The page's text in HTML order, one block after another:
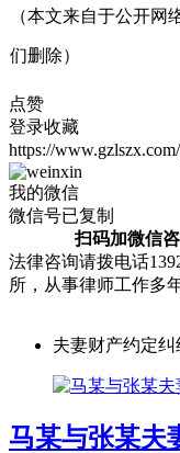
（本文来自于公开
们删除）
点赞
登录收藏
https://
我的微信
微信号已复制
扫码加微信咨
法律咨询请拨电话
所，从事律师工作多
夫妻财产约定纠
马某与张某夫